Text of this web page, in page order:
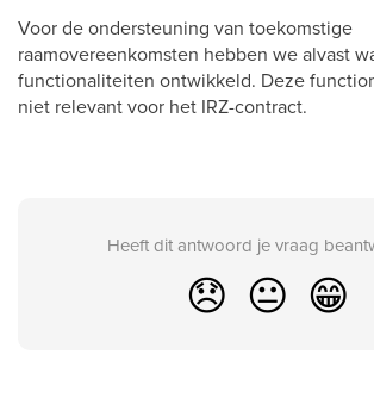
Voor de ondersteuning van toekomstige
raamovereenkomsten hebben we alvast
functionaliteiten ontwikkeld. Deze
niet relevant voor het IRZ-contract.
Heeft dit antwoord je vraag
😞 😐 😁